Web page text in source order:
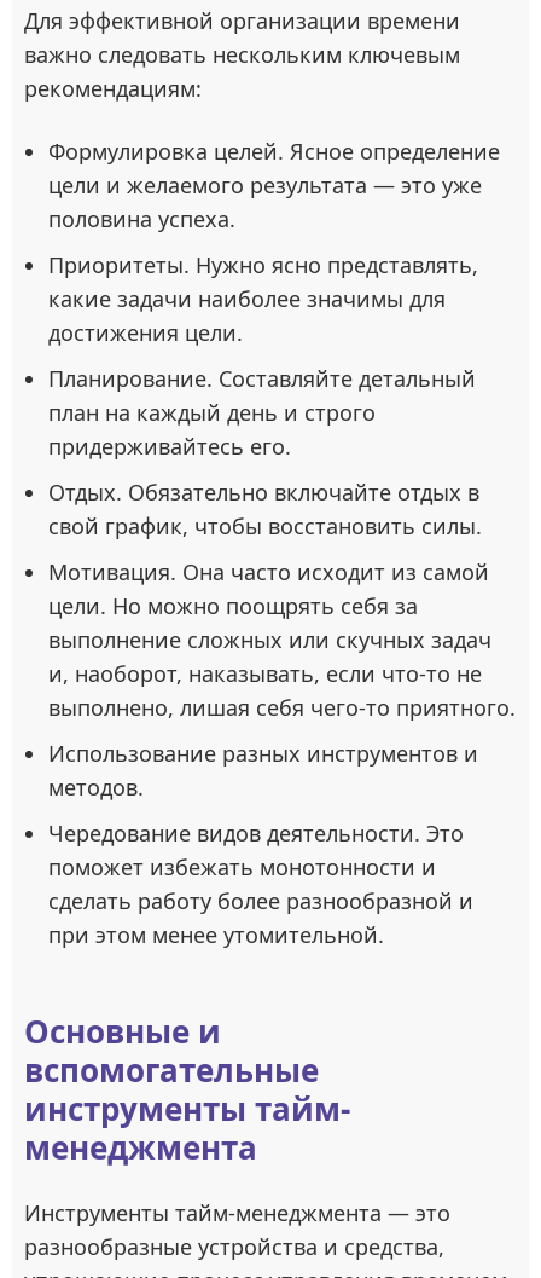
Для эффективной организации времени
важно следовать нескольким ключевым
рекомендациям:
Формулировка целей. Ясное определение
цели и желаемого результата — это уже
половина успеха.
Приоритеты. Нужно ясно представлять,
какие задачи наиболее значимы для
достижения цели.
Планирование. Составляйте детальный
план на каждый день и строго
придерживайтесь его.
Отдых. Обязательно включайте отдых в
свой график, чтобы восстановить силы.
Мотивация. Она часто исходит из самой
цели. Но можно поощрять себя за
выполнение сложных или скучных задач
и, наоборот, наказывать, если что-то не
выполнено, лишая себя чего-то приятного.
Использование разных инструментов и
методов.
Чередование видов деятельности. Это
поможет избежать монотонности и
сделать работу более разнообразной и
при этом менее утомительной.
Основные и
вспомогательные
инструменты тайм-
менеджмента
Инструменты тайм-менеджмента — это
разнообразные устройства и средства,